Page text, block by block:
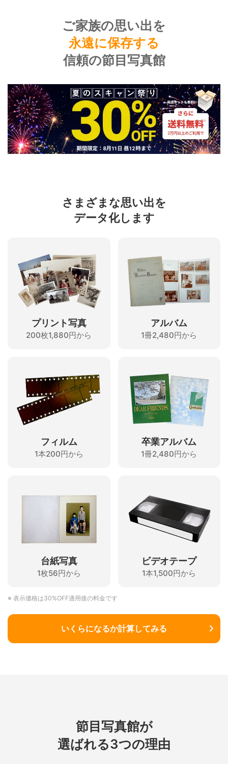
ご家族の思い出を
永遠に保存する
信頼の節目写真館
さまざまな思い出を
データ化します
プリント写真
200枚1,880円から
アルバム
1冊2,480円から
フィルム
1本200円から
卒業アルバム
1冊2,480円から
台紙写真
1枚56円から
ビデオテープ
1本1,500円から
※ 表示価格は30%OFF適用後の料金です
いくらになるか計算してみる
節目写真館が
選ばれる3つの理由